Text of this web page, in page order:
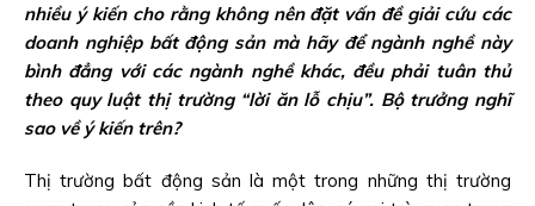
nhiều ý kiến cho rằng không nên đặt vấn đề giải cứu các
doanh nghiệp bất động sản mà hãy để ngành nghề này
bình đẳng với các ngành nghề khác, đều phải tuân thủ
theo quy luật thị trường “lời ăn lỗ chịu”. Bộ trưởng nghĩ
sao về ý kiến trên?
Thị trường bất động sản là một trong những thị trường